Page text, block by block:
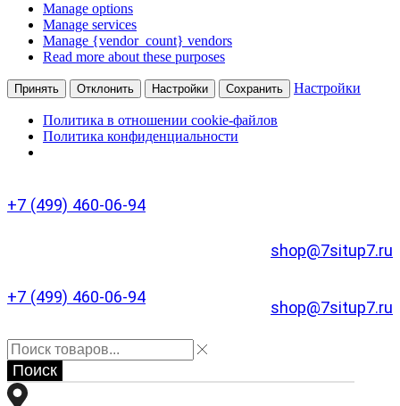
Manage options
Manage services
Manage {vendor_count} vendors
Read more about these purposes
Принять Отклонить Настройки Сохранить Настройки
Политика в отношении cookie-файлов
Политика конфиденциальности
+7 (499) 460-06-94
shop@7situp7.ru
+7 (499) 460-06-94
shop@7situp7.ru
Поиск